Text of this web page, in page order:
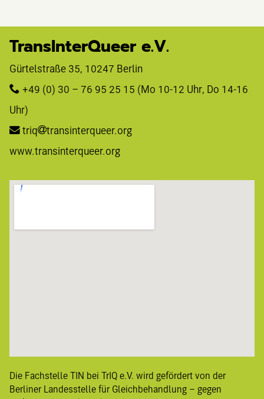
TransInterQueer e.V.
Gürtelstraße 35, 10247 Berlin
+49 (0) 30 – 76 95 25 15 (Mo 10-12 Uhr, Do 14-16
Uhr)
triq
transinterqueer.org
www.transinterqueer.org
Die Fachstelle TIN bei TrIQ e.V. wird gefördert von der
Berliner Landesstelle für Gleichbehandlung – gegen